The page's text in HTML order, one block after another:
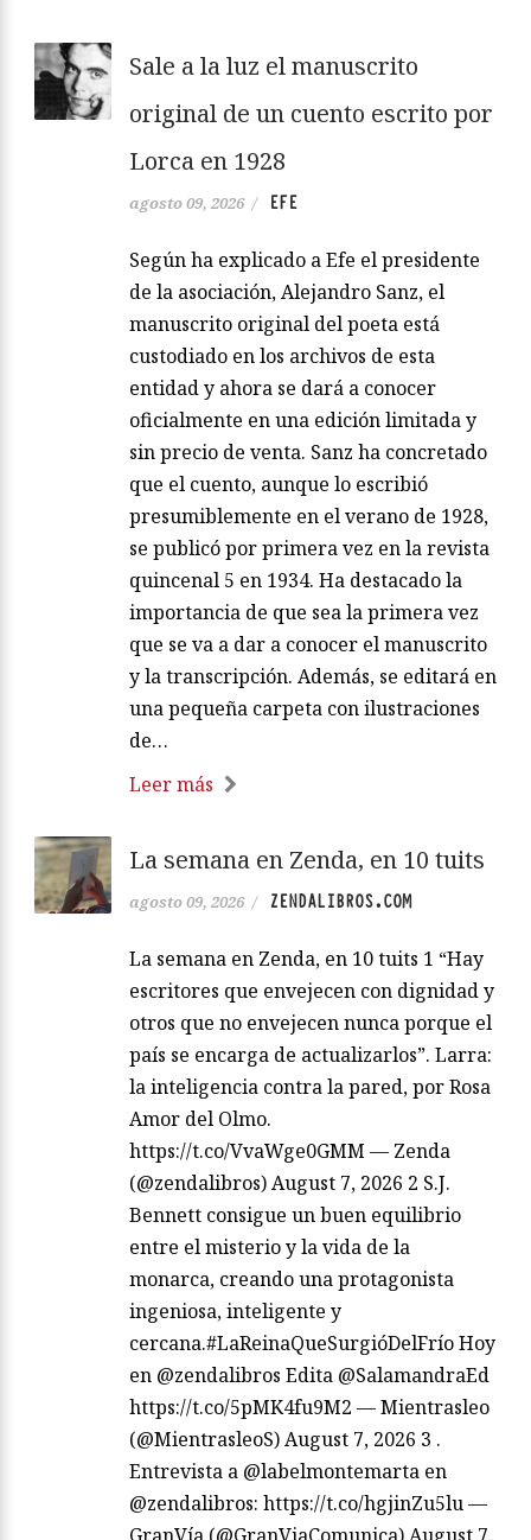
Sale a la luz el manuscrito
original de un cuento escrito por
Lorca en 1928
agosto 09, 2026 / EFE
Según ha explicado a Efe el presidente
de la asociación, Alejandro Sanz, el
manuscrito original del poeta está
custodiado en los archivos de esta
entidad y ahora se dará a conocer
oficialmente en una edición limitada y
sin precio de venta. Sanz ha concretado
que el cuento, aunque lo escribió
presumiblemente en el verano de 1928,
se publicó por primera vez en la revista
quincenal 5 en 1934. Ha destacado la
importancia de que sea la primera vez
que se va a dar a conocer el manuscrito
y la transcripción. Además, se editará en
una pequeña carpeta con ilustraciones
de…
Leer más
La semana en Zenda, en 10 tuits
agosto 09, 2026 / ZENDALIBROS.COM
La semana en Zenda, en 10 tuits 1 “Hay
escritores que envejecen con dignidad y
otros que no envejecen nunca porque el
país se encarga de actualizarlos”. Larra:
la inteligencia contra la pared, por Rosa
Amor del Olmo.
https://t.co/VvaWge0GMM — Zenda
(@zendalibros) August 7, 2026 2 S.J.
Bennett consigue un buen equilibrio
entre el misterio y la vida de la
monarca, creando una protagonista
ingeniosa, inteligente y
cercana.#LaReinaQueSurgióDelFrío Hoy
en @zendalibros Edita @SalamandraEd
https://t.co/5pMK4fu9M2 — Mientrasleo
(@MientrasleoS) August 7, 2026 3 .
Entrevista a @labelmontemarta en
@zendalibros: https://t.co/hgjinZu5lu —